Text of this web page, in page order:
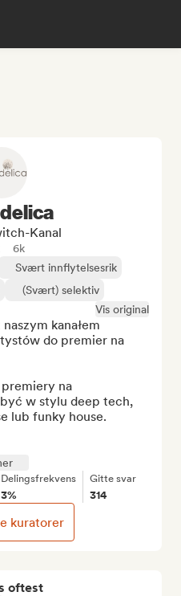
oftest
Kanal
6k
Svært innflytelsesrik
(Svært) selektiv
Vis original
kanałem
do premier na
premiery na
w stylu deep tech,
lub funky house.
Delingsfrekvens
3%
Gitte svar
314
kuratorer